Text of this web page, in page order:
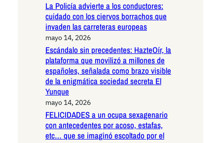
La Policía advierte a los conductores:
cuidado con los ciervos borrachos que
invaden las carreteras europeas
mayo 14, 2026
Escándalo sin precedentes: HazteOír, la
plataforma que movilizó a millones de
españoles, señalada como brazo visible
de la enigmática sociedad secreta El
Yunque
mayo 14, 2026
FELICIDADES a un ocupa sexagenario
con antecedentes por acoso, estafas,
etc… que se imaginó escoltado por el